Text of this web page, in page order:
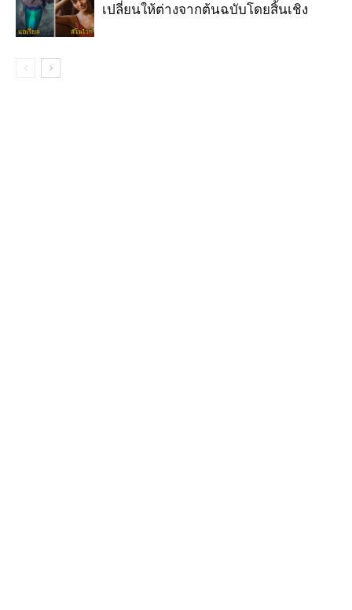
เปลี่ยนให้ต่างจากต้นฉบับโดยสิ้นเชิง